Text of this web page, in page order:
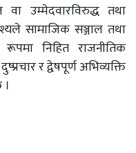
उम्मेदवारविरुद्ध तथा
सामाजिक सञ्जाल तथा
निहित राजनीतिक
र द्वेषपूर्ण अभिव्यक्ति